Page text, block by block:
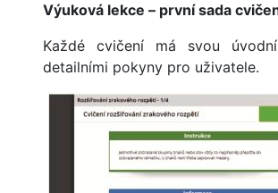
Výuková lekce – první sada
Každé cvičení má svou
detailními pokyny pro uživatele.